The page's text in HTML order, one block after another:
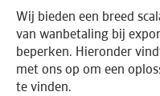
Wij bieden een breed
van wanbetaling bij
beperken. Hieronder
met ons op om een
te vinden.